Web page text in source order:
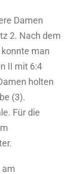
Damen
2. Nach dem
man
II mit 6:4
holten
(3).
Für die
am